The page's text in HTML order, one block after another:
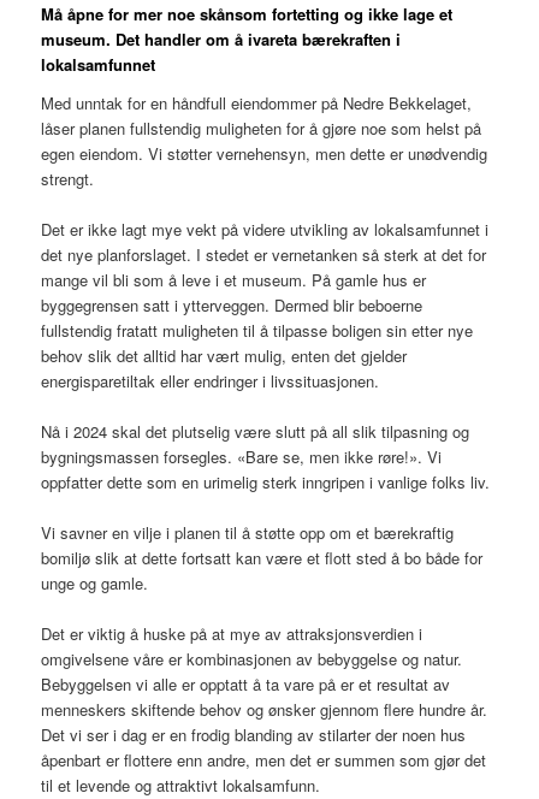
Må åpne for mer noe skånsom fortetting og ikke lage et
museum. Det handler om å ivareta bærekraften i
lokalsamfunnet
Med unntak for en håndfull eiendommer på Nedre Bekkelaget,
låser planen fullstendig muligheten for å gjøre noe som helst på
egen eiendom. Vi støtter vernehensyn, men dette er unødvendig
strengt.
Det er ikke lagt mye vekt på videre utvikling av lokalsamfunnet i
det nye planforslaget. I stedet er vernetanken så sterk at det for
mange vil bli som å leve i et museum. På gamle hus er
byggegrensen satt i ytterveggen. Dermed blir beboerne
fullstendig fratatt muligheten til å tilpasse boligen sin etter nye
behov slik det alltid har vært mulig, enten det gjelder
energisparetiltak eller endringer i livssituasjonen.
Nå i 2024 skal det plutselig være slutt på all slik tilpasning og
bygningsmassen forsegles. «Bare se, men ikke røre!». Vi
oppfatter dette som en urimelig sterk inngripen i vanlige folks liv.
Vi savner en vilje i planen til å støtte opp om et bærekraftig
bomiljø slik at dette fortsatt kan være et flott sted å bo både for
unge og gamle.
Det er viktig å huske på at mye av attraksjonsverdien i
omgivelsene våre er kombinasjonen av bebyggelse og natur.
Bebyggelsen vi alle er opptatt å ta vare på er et resultat av
menneskers skiftende behov og ønsker gjennom flere hundre år.
Det vi ser i dag er en frodig blanding av stilarter der noen hus
åpenbart er flottere enn andre, men det er summen som gjør det
til et levende og attraktivt lokalsamfunn.